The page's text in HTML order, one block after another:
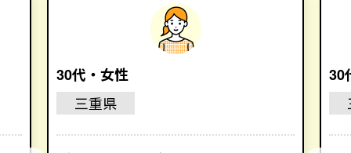
30代・女性
三重県
30